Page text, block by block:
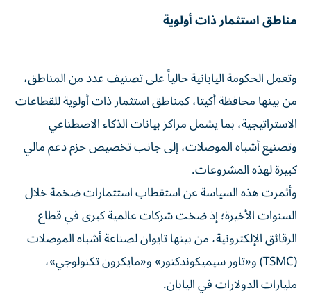
مناطق استثمار ذات أولوية
وتعمل الحكومة اليابانية حالياً على تصنيف عدد من المناطق،
من بينها محافظة أكيتا، كمناطق استثمار ذات أولوية للقطاعات
الاستراتيجية، بما يشمل مراكز بيانات الذكاء الاصطناعي
وتصنيع أشباه الموصلات، إلى جانب تخصيص حزم دعم مالي
كبيرة لهذه المشروعات.
وأثمرت هذه السياسة عن استقطاب استثمارات ضخمة خلال
السنوات الأخيرة؛ إذ ضخت شركات عالمية كبرى في قطاع
الرقائق الإلكترونية، من بينها تايوان لصناعة أشباه الموصلات
(TSMC) و«تاور سيميكوندكتور» و«مايكرون تكنولوجي»،
مليارات الدولارات في اليابان.